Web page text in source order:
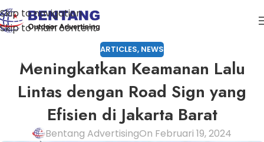
Skip to navigation
Skip to main content
ARTICLES, NEWS
Meningkatkan Keamanan Lalu
Lintas dengan Road Sign yang
Efisien di Jakarta Barat
Bentang AdvertisingOn Februari 19, 2024